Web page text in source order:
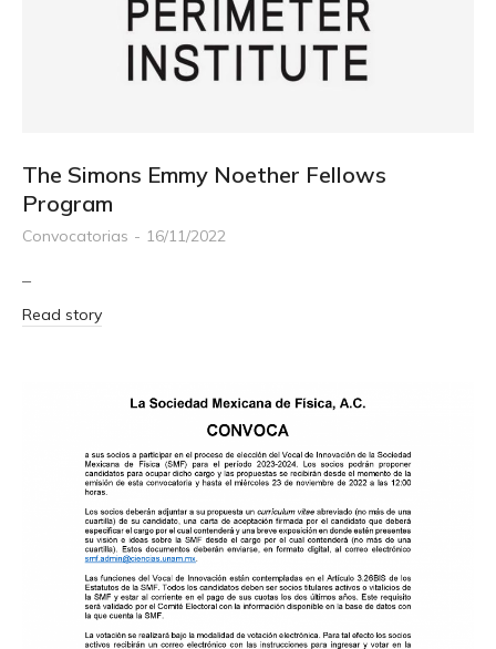
The Simons Emmy Noether Fellows
Program
Convocatorias 16/11/2022
–
Read story